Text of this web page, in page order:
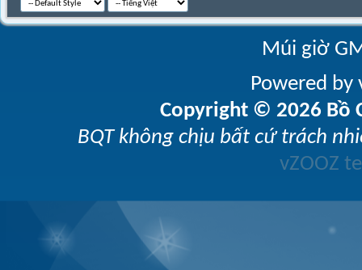
Múi giờ
Powered
Copyright © 2026 Bồ
BQT không chịu bất cứ trách
vZOOZ